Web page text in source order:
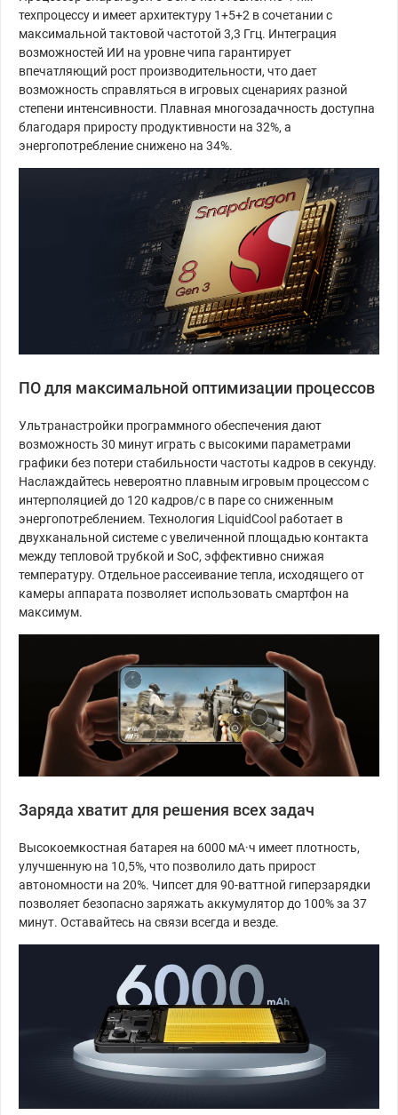
техпроцессу и имеет архитектуру 1+5+2 в сочетании с
максимальной тактовой частотой 3,3 Ггц. Интеграция
возможностей ИИ на уровне чипа гарантирует
впечатляющий рост производительности, что дает
возможность справляться в игровых сценариях разной
степени интенсивности. Плавная многозадачность доступна
благодаря приросту продуктивности на 32%, а
энергопотребление снижено на 34%.
ПО для максимальной оптимизации процессов
Ультранастройки программного обеспечения дают
возможность 30 минут играть с высокими параметрами
графики без потери стабильности частоты кадров в секунду.
Наслаждайтесь невероятно плавным игровым процессом с
интерполяцией до 120 кадров/с в паре со сниженным
энергопотреблением. Технология LiquidCool работает в
двухканальной системе с увеличенной площадью контакта
между тепловой трубкой и SoC, эффективно снижая
температуру. Отдельное рассеивание тепла, исходящего от
камеры аппарата позволяет использовать смартфон на
максимум.
Заряда хватит для решения всех задач
Высокоемкостная батарея на 6000 мА·ч имеет плотность,
улучшенную на 10,5%, что позволило дать прирост
автономности на 20%. Чипсет для 90-ваттной гиперзарядки
позволяет безопасно заряжать аккумулятор до 100% за 37
минут. Оставайтесь на связи всегда и везде.